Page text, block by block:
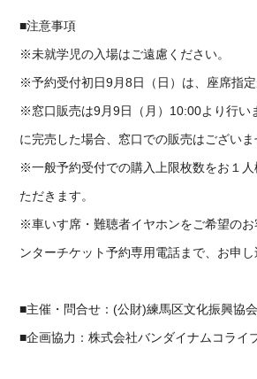
■注意事項
※未就学児の入場はご遠慮ください。
※予約受付初日9月8日（日）は、座席指定
※窓口販売は9月9日（月）10:00より行い
に完売した場合、窓口での販売はございま
※一般予約受付での購入上限枚数をお１
ただきます。
※車いす席・難聴者イヤホンをご希望の
ンターチケット予約専用電話まで、お申し
■主催・問合せ：(公財)練馬区文化振興協
■企画協力：株式会社バンダイナムコライ